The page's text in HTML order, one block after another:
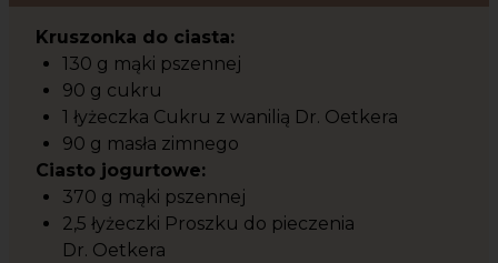
Kruszonka do ciasta:
130 g mąki pszennej
90 g cukru
1 łyżeczka Cukru z wanilią Dr. Oetkera
90 g masła zimnego
Ciasto jogurtowe:
370 g mąki pszennej
2,5 łyżeczki Proszku do pieczenia
Dr. Oetkera